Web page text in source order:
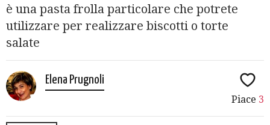
è una pasta frolla particolare che potrete
utilizzare per realizzare biscotti o torte
salate
Elena Prugnoli
Piace 3